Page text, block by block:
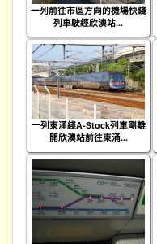
一列前往市區方向的機場快綫
列車駛經欣澳站...
一列東涌綫A-Stock列車剛離
開欣澳站前往東涌...